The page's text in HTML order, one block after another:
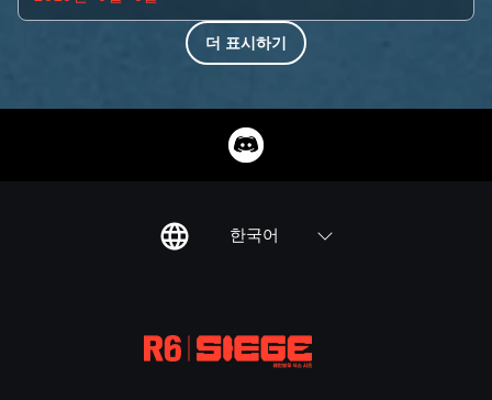
더 표시하기
한국어